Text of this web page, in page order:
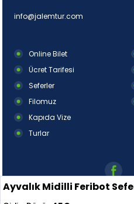
Ayvalık Midilli Feribot
info@jalemtur.com
Online Bilet
Ücret Tarifesi
Seferler
Filomuz
Kapıda Vize
Turlar